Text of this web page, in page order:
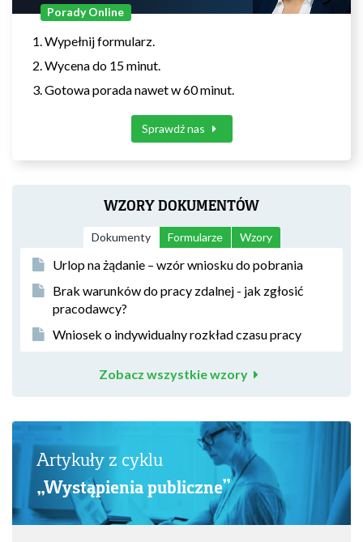
Porady Online
Wypełnij formularz.
Wycena do 15 minut.
Gotowa porada nawet w 60 minut.
Sprawdź nas
WZORY DOKUMENTÓW
Dokumenty Formularze Wzory
Urlop na żądanie – wzór wniosku do pobrania
Brak warunków do pracy zdalnej - jak zgłosić
pracodawcy?
Wniosek o indywidualny rozkład czasu pracy
Zobacz wszystkie wzory
Artykuły z cyklu
„Wystąpienia publiczne”